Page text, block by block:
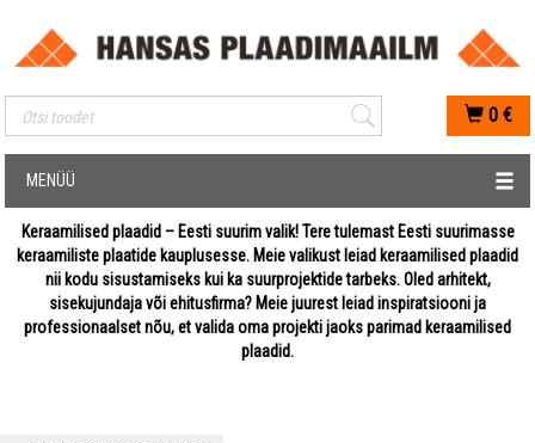
Mobiilis otsimise sisestus
0 €
MENÜÜ
Keraamilised plaadid – Eesti suurim valik! Tere tulemast Eesti suurimasse
keraamiliste plaatide kauplusesse. Meie valikust leiad keraamilised plaadid
nii kodu sisustamiseks kui ka suurprojektide tarbeks. Oled arhitekt,
sisekujundaja või ehitusfirma? Meie juurest leiad inspiratsiooni ja
professionaalset nõu, et valida oma projekti jaoks parimad keraamilised
plaadid.